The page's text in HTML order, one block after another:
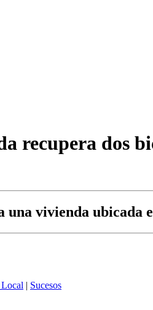
recupera dos
una vivienda ubicada
| Sucesos